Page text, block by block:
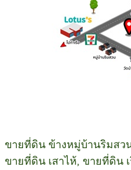
ขายที่ดิน ข้างหมู่บ้านริมสว
ขายที่ดิน เสาไห้, ขายที่ดิน